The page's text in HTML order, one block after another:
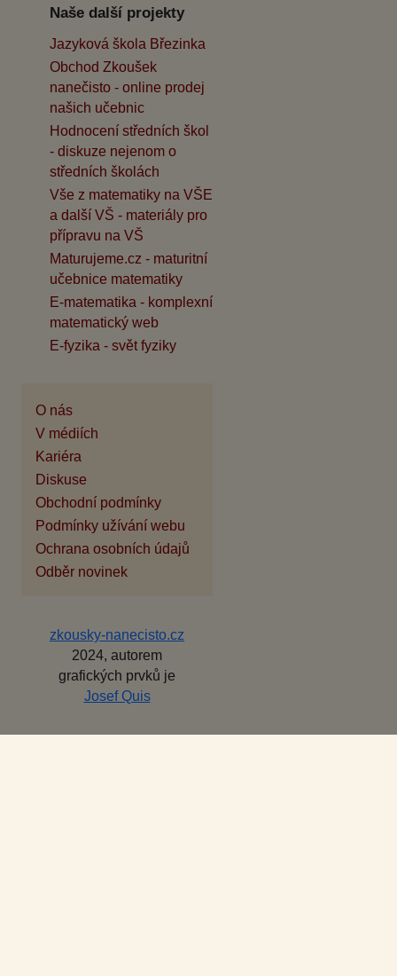
Naše další projekty
Jazyková škola Březinka
Obchod Zkoušek
nanečisto - online prodej
našich učebnic
Hodnocení středních škol
- diskuze nejenom o
středních školách
Vše z matematiky na VŠE
a další VŠ - materiály pro
přípravu na VŠ
Maturujeme.cz - maturitní
učebnice matematiky
E-matematika - komplexní
matematický web
E-fyzika - svět fyziky
O nás
V médiích
Kariéra
Diskuse
Obchodní podmínky
Podmínky užívání webu
Ochrana osobních údajů
Odběr novinek
zkousky-nanecisto.cz
2024, autorem
grafických prvků je
Josef Quis